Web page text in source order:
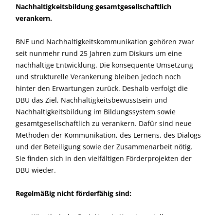
Nachhaltigkeitsbildung gesamtgesellschaftlich
verankern.
BNE und Nachhaltigkeitskommunikation gehören zwar
seit nunmehr rund 25 Jahren zum Diskurs um eine
nachhaltige Entwicklung. Die konsequente Umsetzung
und strukturelle Verankerung bleiben jedoch noch
hinter den Erwartungen zurück. Deshalb verfolgt die
DBU das Ziel, Nachhaltigkeitsbewusstsein und
Nachhaltigkeitsbildung im Bildungssystem sowie
gesamtgesellschaftlich zu verankern. Dafür sind neue
Methoden der Kommunikation, des Lernens, des Dialogs
und der Beteiligung sowie der Zusammenarbeit nötig.
Sie finden sich in den vielfältigen Förderprojekten der
DBU wieder.
Regelmäßig nicht förderfähig sind: